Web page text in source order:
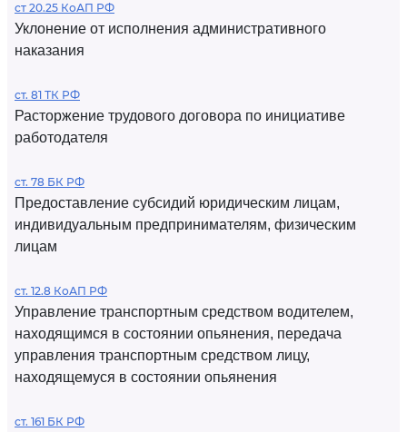
ст 20.25 КоАП РФ
Уклонение от исполнения административного
наказания
ст. 81 ТК РФ
Расторжение трудового договора по инициативе
работодателя
ст. 78 БК РФ
Предоставление субсидий юридическим лицам,
индивидуальным предпринимателям, физическим
лицам
ст. 12.8 КоАП РФ
Управление транспортным средством водителем,
находящимся в состоянии опьянения, передача
управления транспортным средством лицу,
находящемуся в состоянии опьянения
ст. 161 БК РФ